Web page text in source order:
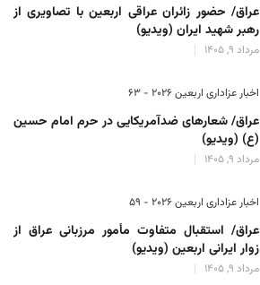
عراق/ حضور زائران عراقی اربعین با تصاویری از
رهبر شهید ایران (ویدیو)
مرداد 9, 1405
اخبار عزاداری اربعین ۲۰۲۶ - 63
عراق/ شعارهای ضدآمریکایی در حرم امام حسین
(ع) (ویدیو)
مرداد 9, 1405
اخبار عزاداری اربعین ۲۰۲۶ - 59
عراق/ استقبال متفاوت مأمور مرزبانی عراق از
زوار ایرانی اربعین (ویدیو)
مرداد 9, 1405